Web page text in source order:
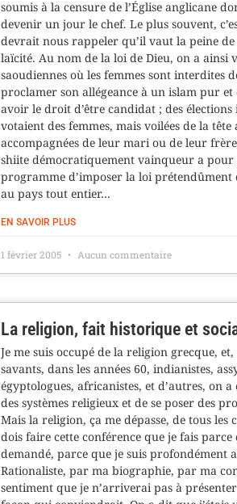
soumis à la censure de l’Église anglicane
devenir un jour le chef. Le plus souvent,
devrait nous rappeler qu’il vaut la peine
laïcité. Au nom de la loi de Dieu, on a ainsi
saoudiennes où les femmes sont interdites
proclamer son allégeance à un islam pur
avoir le droit d’être candidat ; des élections
votaient des femmes, mais voilées de la
accompagnées de leur mari ou de leur
shiite démocratiquement vainqueur a
programme d’imposer la loi
au pays tout entier…
EN SAVOIR PLUS
1 février 2005 Aucun commentaire
La religion, fait historique et
Je me suis occupé de la religion grecque, et,
savants, dans les années 60, indianistes,
égyptologues, africanistes, et d’autres, on a
des systèmes religieux et de se poser des
Mais la religion, ça me dépasse, de tous les
dois faire cette conférence que je fais parce
demandé, parce que je suis profondément
Rationaliste, par ma biographie, par ma
sentiment que je n’arriverai pas à